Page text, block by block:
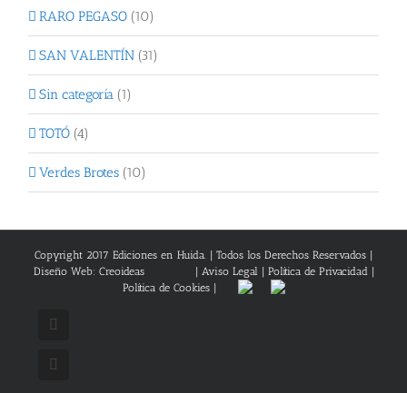
RARO PEGASO (10)
SAN VALENTÍN (31)
Sin categoría (1)
TOTÓ (4)
Verdes Brotes (10)
Copyright 2017 Ediciones en Huida. | Todos los Derechos Reservados |
Diseño Web: Creoideas| Aviso Legal Política de Privacidad|
Política de Cookies|
Facebook
X